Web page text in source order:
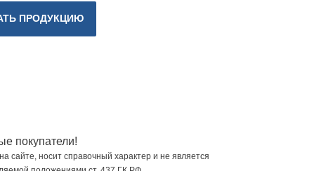
ПРОДУКЦИЮ
покупатели!
носит справочный характер и не является